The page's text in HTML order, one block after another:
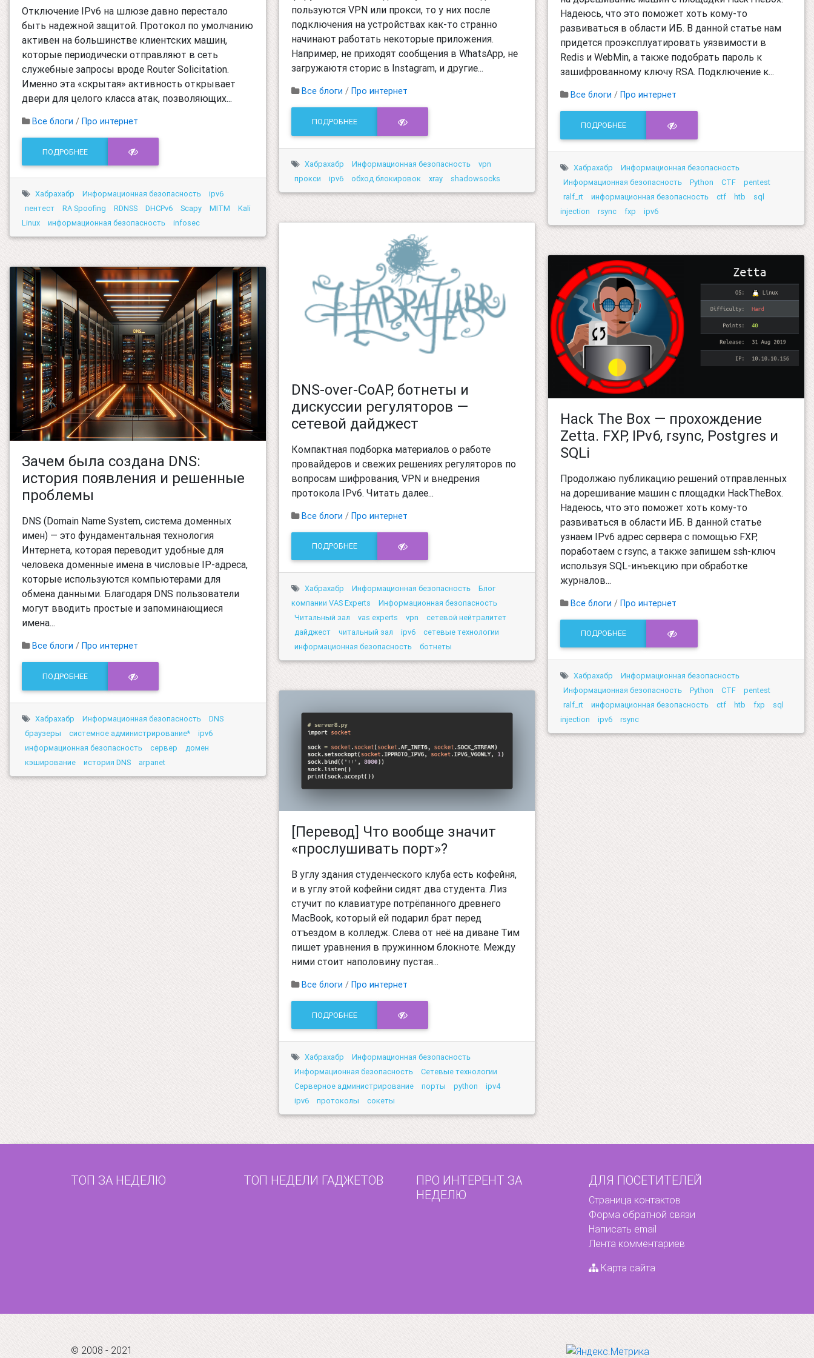
Отключение IPv6 на шлюзе давно перестало
быть надежной защитой. Протокол по умолчанию
активен на большинстве клиентских машин,
которые периодически отправляют в сеть
служебные запросы вроде Router Solicitation.
Именно эта «скрытая» активность открывает
двери для целого класса атак, позволяющих...
Все блоги / Про интернет
ПОДРОБНЕЕ
Хабрахабр Информационная безопасность
ipv6
пентест
RA Spoofing RDNSS DHCPv6 Scapy MITM
Kali
Linux
информационная безопасность infosec
Зачем была создана DNS:
история появления и решенные
проблемы
DNS (Domain Name System, система доменных
имен) — это фундаментальная технология
Интернета, которая переводит удобные для
человека доменные имена в числовые IP-адреса,
которые используются компьютерами для
обмена данными. Благодаря DNS пользователи
могут вводить простые и запоминающиеся
имена...
Все блоги / Про интернет
ПОДРОБНЕЕ
Хабрахабр Информационная безопасность
DNS
браузеры
системное администрирование*
ipv6
информационная безопасность
сервер
домен
кэширование
история DNS arpanet
пользуются VPN или прокси, то у них после
подключения на устройствах как-то странно
начинают работать некоторые приложения.
Например, не приходят сообщения в WhatsApp, не
загружаютя сторис в Instagram, и другие...
Все блоги / Про интернет
ПОДРОБНЕЕ
Хабрахабр Информационная безопасность
vpn
прокси
ipv6 обход блокировок xray shadowsocks
DNS-over-CoAP, ботнеты и
дискуссии регуляторов —
сетевой дайджест
Компактная подборка материалов о работе
провайдеров и свежих решениях регуляторов по
вопросам шифрования, VPN и внедрения
протокола IPv6. Читать далее...
Все блоги / Про интернет
ПОДРОБНЕЕ
Хабрахабр Информационная безопасность
Блог
компании VAS Experts
Информационная безопасность
Читальный зал
vas experts vpn
сетевой нейтралитет
дайджест
читальный зал ipv6
сетевые технологии
информационная безопасность
ботнеты
[Перевод] Что вообще значит
«прослушивать порт»?
В углу здания студенческого клуба есть кофейня,
и в углу этой кофейни сидят два студента. Лиз
стучит по клавиатуре потрёпанного древнего
MacBook, который ей подарил брат перед
отъездом в колледж. Слева от неё на диване Тим
пишет уравнения в пружинном блокноте. Между
ними стоит наполовину пустая...
Все блоги / Про интернет
ПОДРОБНЕЕ
Хабрахабр
Информационная безопасность
Информационная безопасность
Сетевые технологии
Серверное администрирование
порты python
ipv4
ipv6
протоколы сокеты
Надеюсь, что это поможет хоть кому-то
развиваться в области ИБ. В данной статье нам
придется проэксплуатировать уязвимости в
Redis и WebMin, а также подобрать пароль к
зашифрованному ключу RSA. Подключение к...
Все блоги / Про интернет
ПОДРОБНЕЕ
Хабрахабр
Информационная безопасность
Информационная безопасность
Python CTF
pentest
ralf_rt
информационная безопасность ctf htb
sql
injection
rsync fxp ipv6
Hack The Box — прохождение
Zetta. FXP, IPv6, rsync, Postgres и
SQLi
Продолжаю публикацию решений отправленных
на дорешивание машин с площадки HackTheBox.
Надеюсь, что это поможет хоть кому-то
развиваться в области ИБ. В данной статье
узнаем IPv6 адрес сервера с помощью FXP,
поработаем с rsync, а также запишем ssh-ключ
используя SQL-инъекцию при обработке
журналов...
Все блоги /Про интернет
ПОДРОБНЕЕ
Хабрахабр
Информационная безопасность
Информационная безопасность
Python CTF
pentest
ralf_rt
информационная безопасность ctf htb fxp
sql
injection
ipv6 rsync
ТОП ЗА НЕДЕЛЮ ТОП НЕДЕЛИ ГАДЖЕТОВ
ПРО ИНТЕРЕНТ ЗА
НЕДЕЛЮ
ДЛЯ ПОСЕТИТЕЛЕЙ
Страница контактов
Форма обратной связи
Написать email
Лента комментариев
Карта сайта
© 2008 - 2021